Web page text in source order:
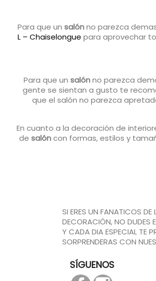
Para que un salónno parezca
L – Chaiselongue para aprovechar
Para que un salónno parezca
gente se sientan a gusto te
que el salón no parezca
En cuanto a la decoración de
de salóncon formas, estilos y
SI ERES UN FANATICOS DE
DECORACIÓN, NO DUDES
Y CADA DIA ESPECIAL TE
SORPRENDERAS CON
SÍGUENOS